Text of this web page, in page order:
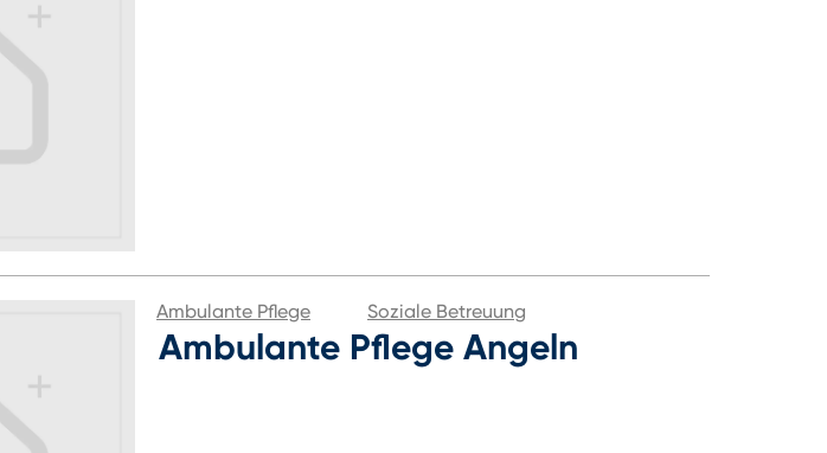
Ambulante Pflege Soziale Betreuung
Ambulante Pflege Angeln